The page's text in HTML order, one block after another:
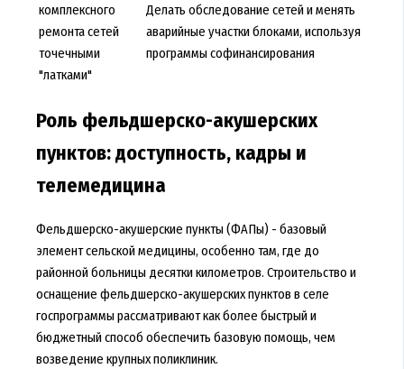
комплексного
ремонта сетей
точечными
"латками"
Делать обследование сетей и менять
аварийные участки блоками, используя
программы софинансирования
Роль фельдшерско-акушерских
пунктов: доступность, кадры и
телемедицина
Фельдшерско-акушерские пункты (ФАПы) - базовый
элемент сельской медицины, особенно там, где до
районной больницы десятки километров. Строительство и
оснащение фельдшерско-акушерских пунктов в селе
госпрограммы рассматривают как более быстрый и
бюджетный способ обеспечить базовую помощь, чем
возведение крупных поликлиник.